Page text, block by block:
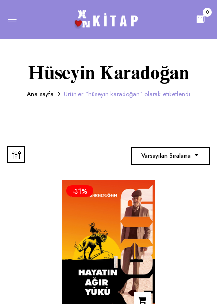
0
Hüseyin Karadoğan
Ana sayfa Ürünler “hüseyin karadoğan” olarak etiketlendi
Varsayılan Sıralama
-31%